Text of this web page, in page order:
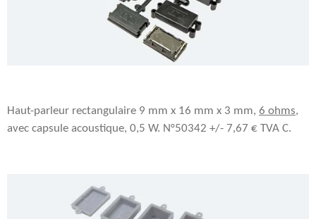
Haut-parleur rectangulaire 9 mm x 16 mm x 3 mm, 6 ohms,
avec capsule acoustique, 0,5 W. N°50342 +/- 7,67 € TVA C.